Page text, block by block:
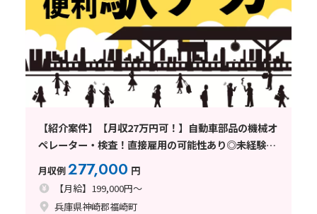
【紹介案件】【月収27万円可！】自動車部品の機械オ
ペレーター・検査！直接雇用の可能性あり◎未経験歓
月収例277,000 円
【月給】199,000円～
兵庫県神崎郡福崎町